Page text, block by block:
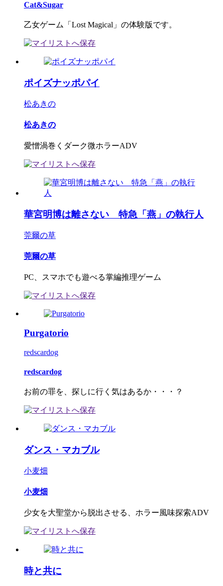
Cat&Sugar
乙女ゲーム「Lost Magical」の体験版です。
ポイズナッポパイ
松あきの
松あきの
愛憎渦巻くダーク微ホラーADV
華宮明博は離さない 特急「燕」の執行人
莞爾の草
莞爾の草
PC、スマホでも遊べる掌編推理ゲーム
Purgatorio
redscardog
redscardog
お前の罪を、探しに行く気はあるか・・・？
ダンス・マカブル
小麦畑
小麦畑
少女を大聖堂から脱出させる、ホラー風味探索ADV
時と共に